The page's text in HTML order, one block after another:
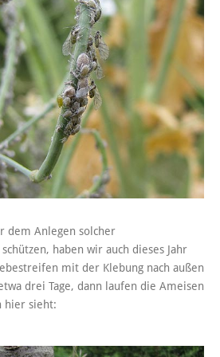
dem Anlegen solcher
haben wir auch dieses Jahr
mit der Klebung nach außen
drei Tage, dann laufen die Ameisen
hier sieht: